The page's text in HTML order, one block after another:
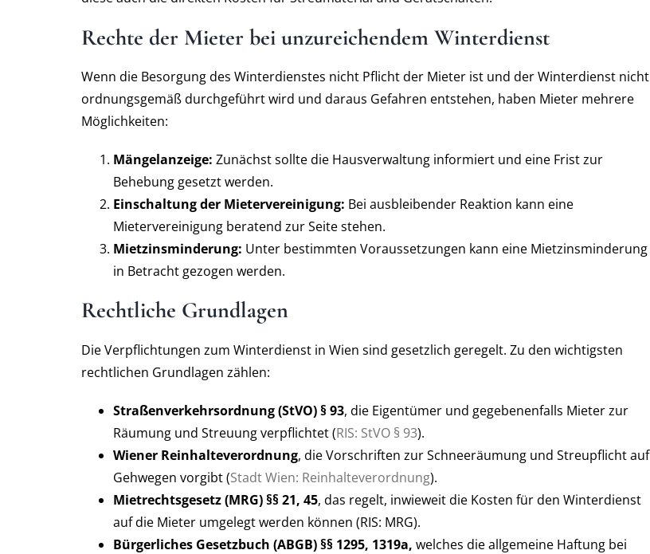
Rechte der Mieter bei unzureichendem Winterdienst
Wenn die Besorgung des Winterdienstes nicht Pflicht der Mieter ist und der Winterdienst nicht
ordnungsgemäß durchgeführt wird und daraus Gefahren entstehen, haben Mieter mehrere
Möglichkeiten:
Mängelanzeige: Zunächst sollte die Hausverwaltung informiert und eine Frist zur
Behebung gesetzt werden.
Einschaltung der Mietervereinigung: Bei ausbleibender Reaktion kann eine
Mietervereinigung beratend zur Seite stehen.
Mietzinsminderung: Unter bestimmten Voraussetzungen kann eine Mietzinsminderung
in Betracht gezogen werden.
Rechtliche Grundlagen
Die Verpflichtungen zum Winterdienst in Wien sind gesetzlich geregelt. Zu den wichtigsten
rechtlichen Grundlagen zählen:
Straßenverkehrsordnung (StVO) § 93, die Eigentümer und gegebenenfalls Mieter zur
Räumung und Streuung verpflichtet (RIS: StVO § 93).
Wiener Reinhalteverordnung, die Vorschriften zur Schneeräumung und Streupflicht auf
Gehwegen vorgibt (Stadt Wien: Reinhalteverordnung).
Mietrechtsgesetz (MRG) §§ 21, 45, das regelt, inwieweit die Kosten für den Winterdienst
auf die Mieter umgelegt werden können (RIS: MRG).
Bürgerliches Gesetzbuch (ABGB) §§ 1295, 1319a, welches die allgemeine Haftung bei